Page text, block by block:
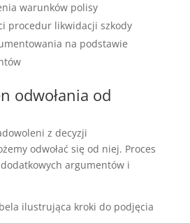
warunków polisy
procedur likwidacji szkody
na podstawie
odwołania od
z decyzji
odwołać się od niej. Proces
argumentów i
ilustrująca kroki do podjęcia